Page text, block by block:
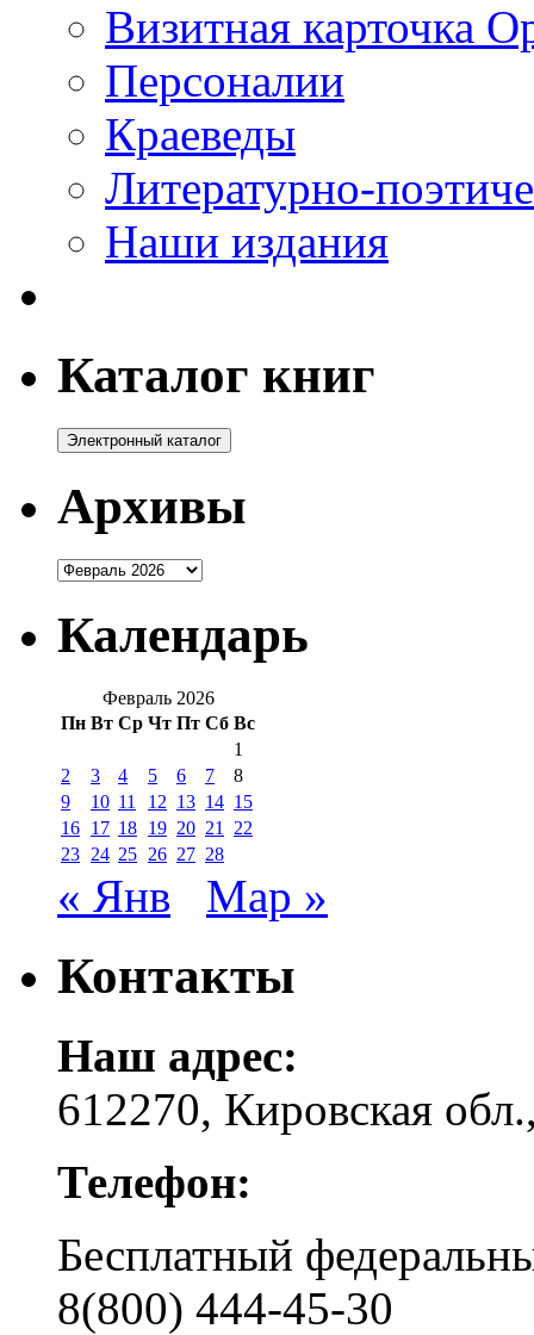
Визитная карточка
Персоналии
Краеведы
Литературно-
Наши издания
Каталог книг
Архивы
Архивы
Календарь
Февраль 2026
Пн Вт Ср Чт Пт Сб Вс
1
2
3 4 5 6 7
8
9
10 11 12 13 14 15
16 17 18 19 20 21
22
23 24 25 26 27 28
« Янв Мар »
Контакты
Наш адрес:
612270, Кировская
Телефон:
Бесплатный
8(800) 444-45-30